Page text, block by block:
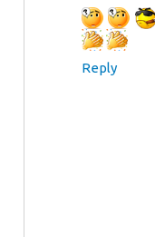
Reply